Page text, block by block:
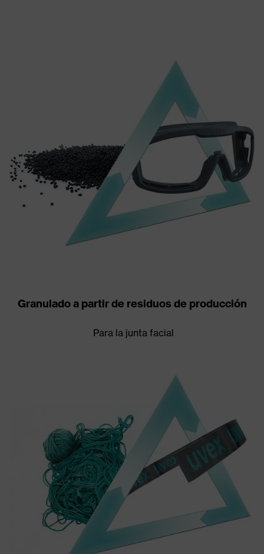
Granulado a partir de residuos de producción
Para la junta facial